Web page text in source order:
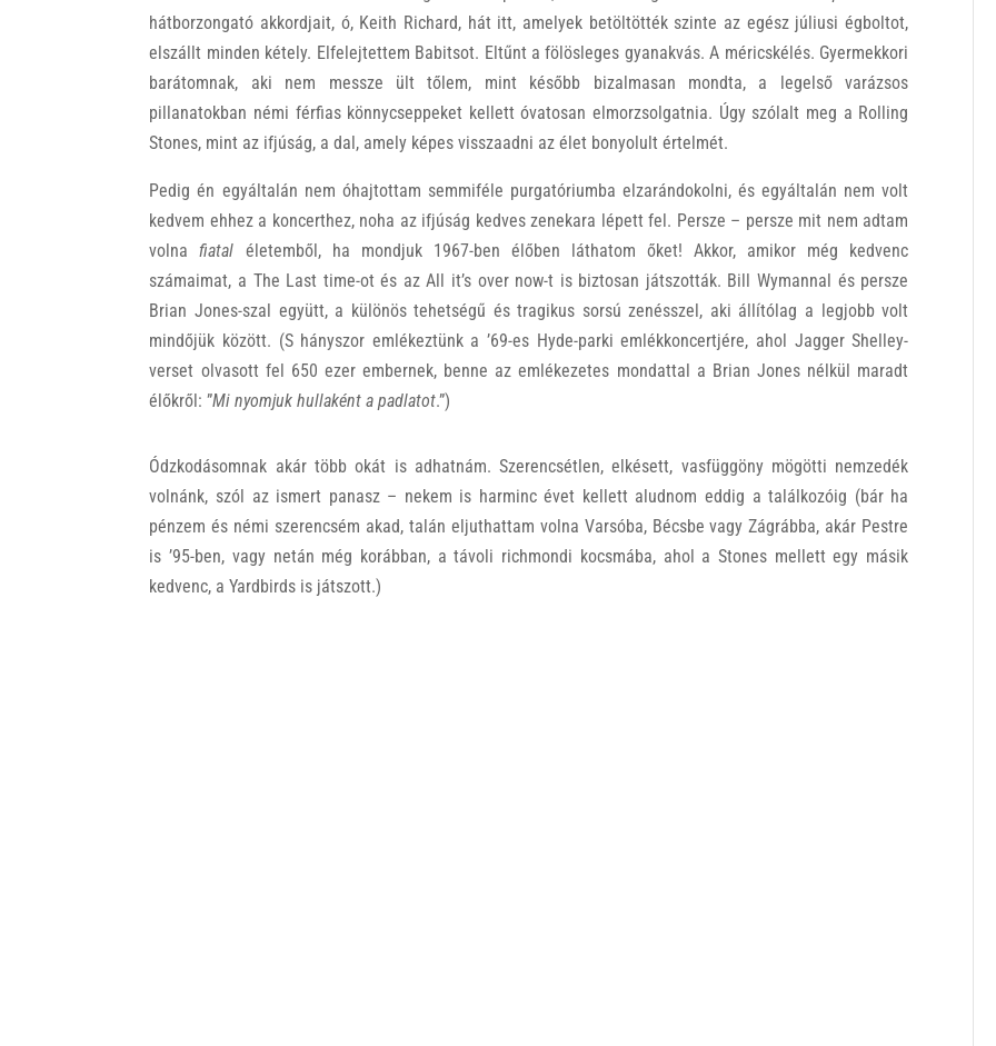
hátborzongató akkordjait, ó, Keith Richard, hát itt, amelyek betöltötték szinte az egész júliusi égboltot,
elszállt minden kétely. Elfelejtettem Babitsot. Eltűnt a fölösleges gyanakvás. A méricskélés. Gyermekkori
barátomnak, aki nem messze ült tőlem, mint később bizalmasan mondta, a legelső varázsos
pillanatokban némi férfias könnycseppeket kellett óvatosan elmorzsolgatnia. Úgy szólalt meg a Rolling
Stones, mint az ifjúság, a dal, amely képes visszaadni az élet bonyolult értelmét.
Pedig én egyáltalán nem óhajtottam semmiféle purgatóriumba elzarándokolni, és egyáltalán nem volt
kedvem ehhez a koncerthez, noha az ifjúság kedves zenekara lépett fel. Persze – persze mit nem adtam
volnafiatal életemből, ha mondjuk 1967-ben élőben láthatom őket! Akkor, amikor még kedvenc
számaimat, a The Last time-ot és az All it’s over now-t is biztosan játszották. Bill Wymannal és persze
Brian Jones-szal együtt, a különös tehetségű és tragikus sorsú zenésszel, aki állítólag a legjobb volt
mindőjük között. (S hányszor emlékeztünk a ’69-es Hyde-parki emlékkoncertjére, ahol Jagger Shelley-
verset olvasott fel 650 ezer embernek, benne az emlékezetes mondattal a Brian Jones nélkül maradt
élőkről: ”Mi nyomjuk hullaként a padlatot.”)
Ódzkodásomnak akár több okát is adhatnám. Szerencsétlen, elkésett, vasfüggöny mögötti nemzedék
volnánk, szól az ismert panasz – nekem is harminc évet kellett aludnom eddig a találkozóig (bár ha
pénzem és némi szerencsém akad, talán eljuthattam volna Varsóba, Bécsbe vagy Zágrábba, akár Pestre
is ’95-ben, vagy netán még korábban, a távoli richmondi kocsmába, ahol a Stones mellett egy másik
kedvenc, a Yardbirds is játszott.)